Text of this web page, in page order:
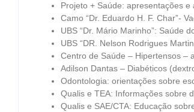
Projeto + Saúde: apresentações
Camo “Dr. Eduardo H. F. Char”-
UBS “Dr. Mário Marinho”: Saúde
UBS “DR. Nelson Rodrigues
Centro de Saúde – Hipertensos –
Adilson Dantas – Diabéticos
Odontologia: orientações sobre
Qualis e TEA: Informações sobre
Qualis e SAE/CTA: Educação